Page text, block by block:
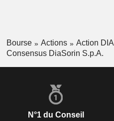
Bourse Actions
Action DIA
Consensus DiaSorin S.p.A.
N°1 du Conseil